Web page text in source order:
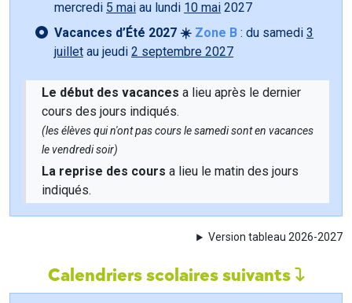
mercredi 5 mai au lundi 10 mai 2027
Vacances d’Été 2027 ☀️ Zone B : du samedi 3
juillet au jeudi 2 septembre 2027
Le début des vacances a lieu après le dernier
cours des jours indiqués.
(les élèves qui n'ont pas cours le samedi sont en vacances
le vendredi soir)
La reprise des cours a lieu le matin des jours
indiqués.
Version tableau 2026-2027
Calendriers scolaires suivants